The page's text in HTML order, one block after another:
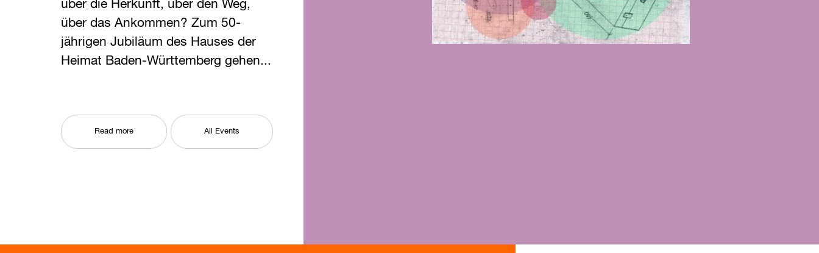
über die Herkunft, über den Weg,
über das Ankommen? Zum 50-
jährigen Jubiläum des Hauses der
Heimat Baden-Württemberg gehen...
Read more All Events